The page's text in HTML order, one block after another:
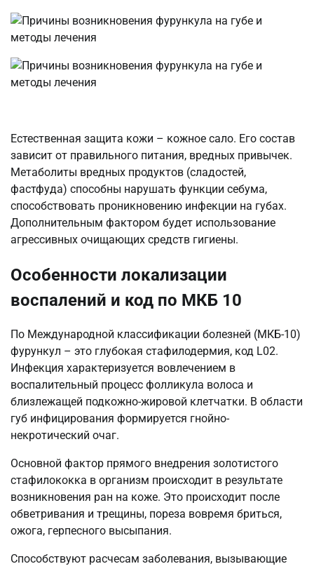
Естественная защита кожи – кожное сало. Его состав
зависит от правильного питания, вредных привычек.
Метаболиты вредных продуктов (сладостей,
фастфуда) способны нарушать функции себума,
способствовать проникновению инфекции на губах.
Дополнительным фактором будет использование
агрессивных очищающих средств гигиены.
Особенности локализации
воспалений и код по МКБ 10
По Международной классификации болезней (МКБ-10)
фурункул – это глубокая стафилодермия, код L02.
Инфекция характеризуется вовлечением в
воспалительный процесс фолликула волоса и
близлежащей подкожно-жировой клетчатки. В области
губ инфицирования формируется гнойно-
некротический очаг.
Основной фактор прямого внедрения золотистого
стафилококка в организм происходит в результате
возникновения ран на коже. Это происходит после
обветривания и трещины, пореза вовремя бриться,
ожога, герпесного высыпания.
Способствуют расчесам заболевания, вызывающие